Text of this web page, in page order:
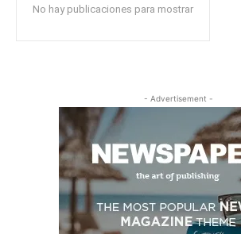
No hay publicaciones para mostrar
- Advertisement -